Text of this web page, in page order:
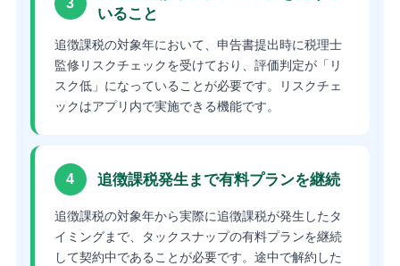
3
いること
追徴課税の対象年において、申告書提出時に税理士
監修リスクチェックを受けており、評価判定が「リ
スク低」になっていることが必要です。リスクチェ
ックはアプリ内で実施できる機能です。
4 追徴課税発生まで有料プランを継続
追徴課税の対象年から実際に追徴課税が発生したタ
イミングまで、タックスナップの有料プランを継続
して契約中であることが必要です。途中で解約した